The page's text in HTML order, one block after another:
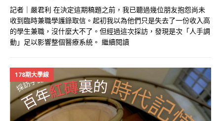
記者｜嚴君利 在決定這期稿題之前，我已聽過幾位朋友抱怨尚未
收到臨時兼職學護錄取信。起初我以為他們只是失去了一份收入高
的學生兼職，沒什麼大不了。但經過這次採訪，發現是次「人手調
動」足以影響整個醫療系統。 繼續閱讀
178期大學線